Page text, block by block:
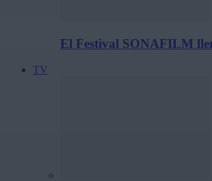
El Festival SONAFILM
TV